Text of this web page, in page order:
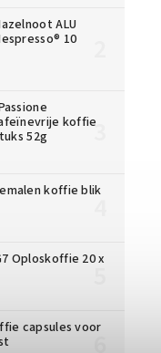
ALU
10
koffie
52g
koffie blik
Oploskoffie 20 x
capsules voor